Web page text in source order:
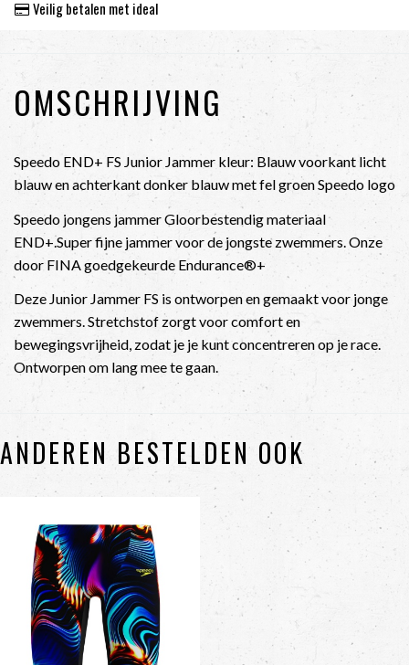
Veilig betalen met ideal
OMSCHRIJVING
Speedo END+ FS Junior Jammer kleur: Blauw voorkant licht
blauw en achterkant donker blauw met fel groen Speedo logo
Speedo jongens jammer Gloorbestendig materiaal
END+.Super fijne jammer voor de jongste zwemmers. Onze
door FINA goedgekeurde Endurance®+
Deze Junior Jammer FS is ontworpen en gemaakt voor jonge
zwemmers. Stretchstof zorgt voor comfort en
bewegingsvrijheid, zodat je je kunt concentreren op je race.
Ontworpen om lang mee te gaan.
ANDEREN BESTELDEN OOK